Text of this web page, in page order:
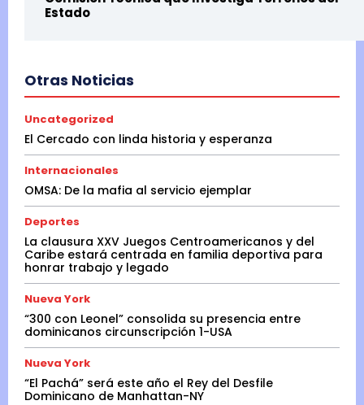
Estado
Otras Noticias
Uncategorized
El Cercado con linda historia y esperanza
Internacionales
OMSA: De la mafia al servicio ejemplar
Deportes
La clausura XXV Juegos Centroamericanos y del
Caribe estará centrada en familia deportiva para
honrar trabajo y legado
Nueva York
“300 con Leonel” consolida su presencia entre
dominicanos circunscripción 1-USA
Nueva York
“El Pachá” será este año el Rey del Desfile
Dominicano de Manhattan-NY